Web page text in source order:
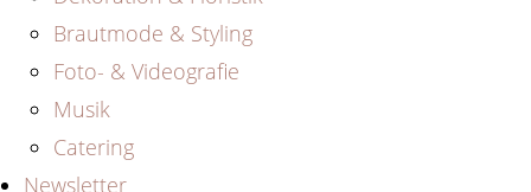
Brautmode & Styling
Foto- & Videografie
Musik
Catering
Newsletter